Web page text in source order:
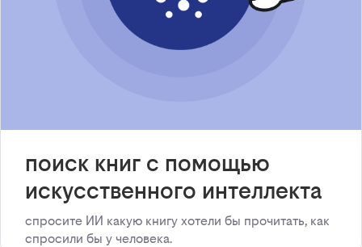
поиск книг с помощью
искусственного интеллекта
спросите ИИ какую книгу хотели бы прочитать, как
спросили бы у человека.